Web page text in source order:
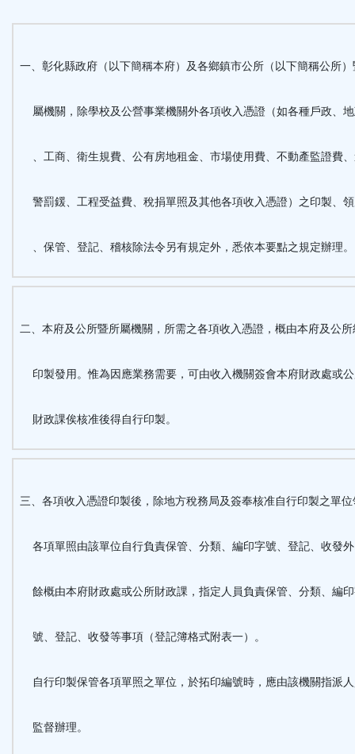
能
一、彰化縣政府（以下簡稱本府）及各鄉鎮市公所（以下簡稱公所）
屬機關，除學校及公營事業機關外各項收入憑證（如各種戶政、
、工商、衛生規費、公有房地租金、市場使用費、不動產監證費
警罰鍰、工程受益費、稅捐單照及其他各項收入憑證）之印製、
、保管、登記、稽核除法令另有規定外，悉依本要點之規定辦理。
二、本府及公所暨所屬機關，所需之各項收入憑證，概由本府及公所
印製發用。惟為因應業務需要，可由收入機關簽會本府財政處或
財政課俟核准後得自行印製。
三、各項收入憑證印製後，除地方稅務局及簽奉核准自行印製之單位
各項單照由該單位自行負責保管、分類、編印字號、登記、收發
餘概由本府財政處或公所財政課，指定人員負責保管、分類、編
號、登記、收發等事項（登記簿格式附表一）。
自行印製保管各項單照之單位，於拓印編號時，應由該機關指派
監督辦理。